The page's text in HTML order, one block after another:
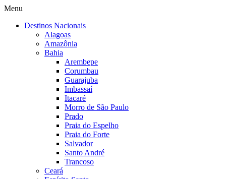
Menu
Destinos Nacionais
Alagoas
Amazônia
Bahia
Arembepe
Corumbau
Guarajuba
Imbassaí
Itacaré
Morro de São Paulo
Prado
Praia do Espelho
Praia do Forte
Salvador
Santo André
Trancoso
Ceará